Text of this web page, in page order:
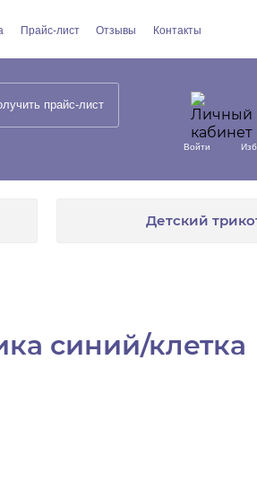
Прайс-лист Отзывы Контакты
прайс-лист
Войти
Детский
синий/клетка